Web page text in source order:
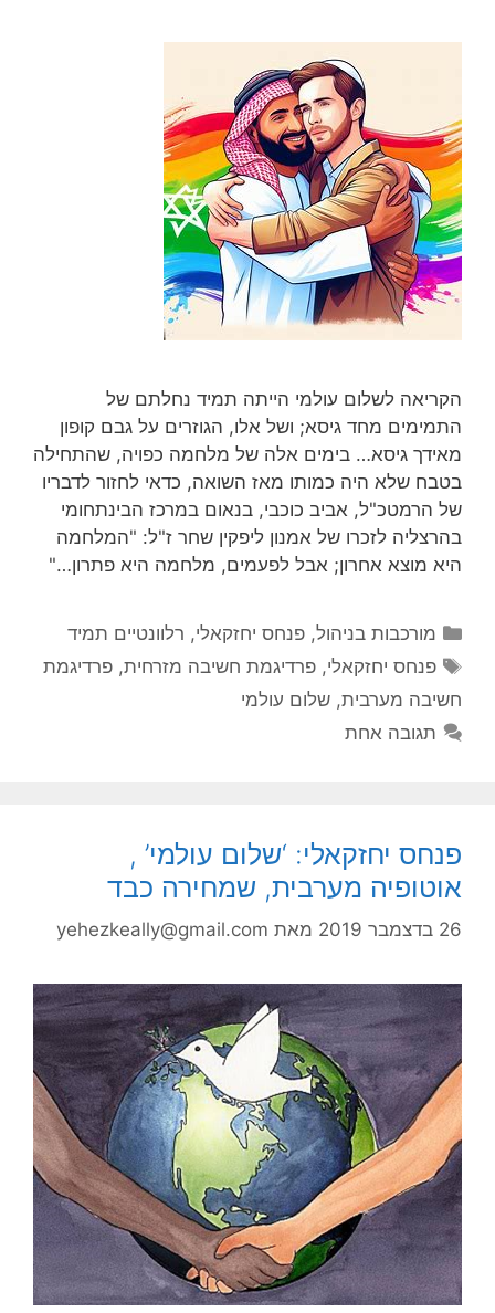
הקריאה לשלום עולמי הייתה תמיד נחלתם של
התמימים מחד גיסא; ושל אלו, הגוזרים על גבם קופון
מאידך גיסא… בימים אלה של מלחמה כפויה, שהתחילה
בטבח שלא היה כמותו מאז השואה, כדאי לחזור לדבריו
של הרמטכ"ל, אביב כוכבי, בנאום במרכז הבינתחומי
בהרצליה לזכרו של אמנון ליפקין שחר ז"ל: "המלחמה
היא מוצא אחרון; אבל לפעמים, מלחמה היא פתרון…"
קטגוריות
מורכבות בניהול,פנחס יחזקאלי, רלוונטיים תמיד
תגיות
פנחס יחזקאלי,פרדיגמת חשיבה מזרחית,פרדיגמת
חשיבה מערבית, שלום עולמי
תגובה אחת
פנחס יחזקאלי: ‘שלום עולמי’ ,
אוטופיה מערבית, שמחירה כבד
26 בדצמבר 2019 מאת yehezkeally@gmail.com